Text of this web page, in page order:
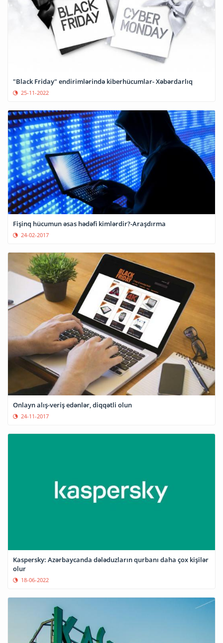
"Black Friday" endirimlərində kiberhücumlar- Xəbərdarlıq
25-11-2022
Fişinq hücumun əsas hədəfi kimlərdir?-Araşdırma
24-02-2017
Onlayn alış-veriş edənlər, diqqətli olun
24-11-2017
Kaspersky: Azərbaycanda dələduzların qurbanı daha çox kişilər
olur
18-06-2022